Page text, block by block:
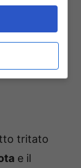
di oliva
tritato
e il